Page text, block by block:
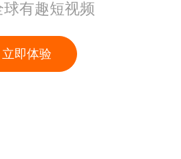
球有趣短视频
立即体验